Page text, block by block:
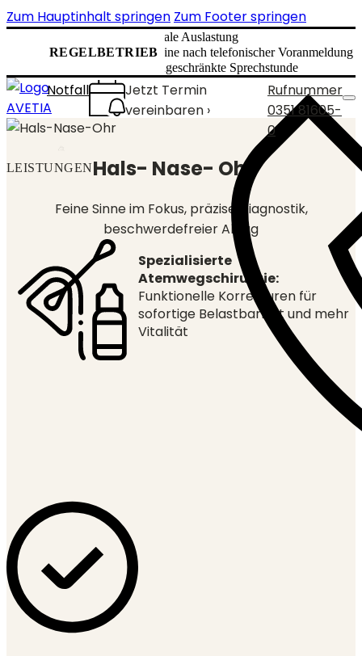
Zum Hauptinhalt springen Zum Footer springen
REGELBETRIEB
✅ normale Auslastung
✅ Termine nach telefonischer Voranmeldung
✅ uneingeschränkte Sprechstunde
Notfall
Jetzt Termin
vereinbaren ›
Rufnummer
0351 81605-
0
LEISTUNGENHals- Nase- Ohr
Feine Sinne im Fokus, präzise Diagnostik,
beschwerdefreier Alltag
Spezialisierte
Atemwegschirurgie:
Funktionelle Korrekturen für
sofortige Belastbarkeit und mehr
Vitalität